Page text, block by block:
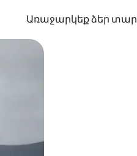
Առաջարկեք ձեր